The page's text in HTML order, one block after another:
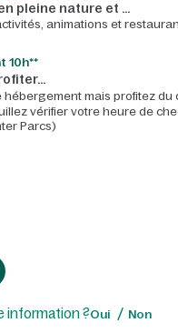
pleine nature et …
animations et
10h**
hébergement mais profitez du
vérifier votre heure de
Parcs)
information ?Oui Non